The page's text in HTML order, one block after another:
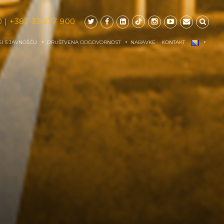
| +387 33 277 900
S JAVNOŠĆU DRUŠTVENA ODGOVORNOST NABAVKE KONTAKT